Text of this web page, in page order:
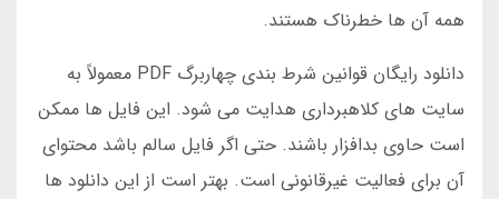
همه آن ها خطرناک هستند.
دانلود رایگان قوانین شرط بندی چهاربرگ PDF معمولاً به
سایت های کلاهبرداری هدایت می شود. این فایل ها ممکن
است حاوی بدافزار باشند. حتی اگر فایل سالم باشد محتوای
آن برای فعالیت غیرقانونی است. بهتر است از این دانلود ها